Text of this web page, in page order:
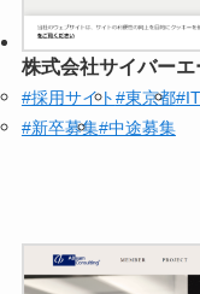
株式会社サイバーエ
#採用サイト#東京都
#新卒募集#中途募集